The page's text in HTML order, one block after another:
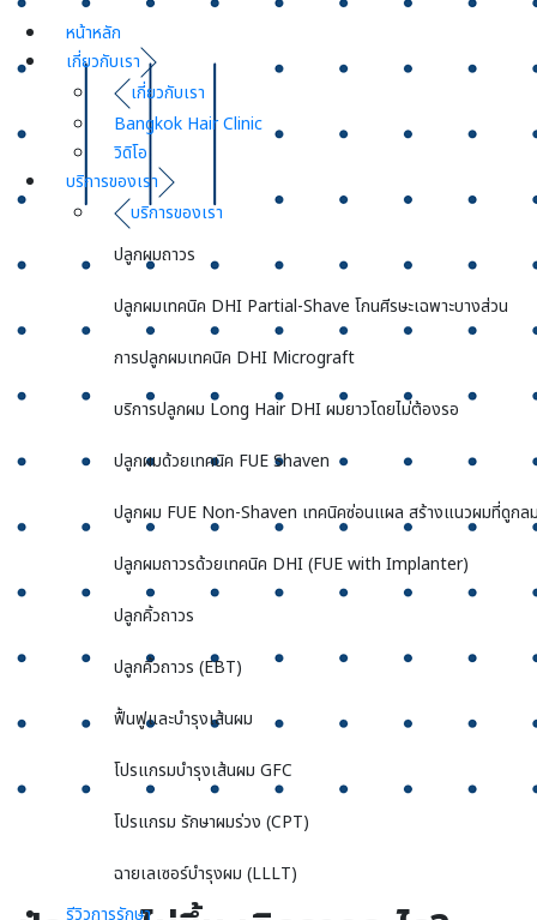
หน้าหลัก
เกี่ยวกับเรา
เกี่ยวกับเรา
Bangkok Hair Clinic
วิดิโอ
บริการของเรา
บริการของเรา
ปลูกผมถาวร
ปลูกผมเทคนิค DHI Partial-Shave โกนศีรษะเฉพาะบางส่วน
การปลูกผมเทคนิค DHI Micrograft
บริการปลูกผม Long Hair DHI ผมยาวโดยไม่ต้องรอ
ปลูกผมด้วยเทคนิค FUE Shaven
ปลูกผม FUE Non-Shaven เทคนิคซ่อนแผล สร้างแนวผมที่ดูกล
ปลูกผมถาวรด้วยเทคนิค DHI (FUE with Implanter)
ปลูกคิ้วถาวร
ปลูกคิ้วถาวร (EBT)
ฟื้นฟูและบำรุงเส้นผม
โปรแกรมบำรุงเส้นผม GFC
โปรแกรม รักษาผมร่วง (CPT)
ฉายเลเซอร์บำรุงผม (LLLT)
รีวิวการรักษา